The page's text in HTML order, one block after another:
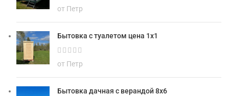
от Петр
Бытовка с туалетом цена 1х1
от Петр
Бытовка дачная с верандой 8х6